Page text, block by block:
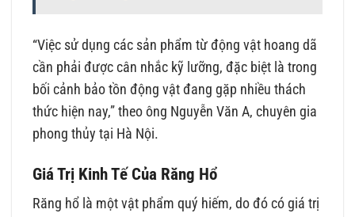
“Việc sử dụng các sản phẩm từ động vật hoang dã
cần phải được cân nhắc kỹ lưỡng, đặc biệt là trong
bối cảnh bảo tồn động vật đang gặp nhiều thách
thức hiện nay,” theo ông Nguyễn Văn A, chuyên gia
phong thủy tại Hà Nội.
Giá Trị Kinh Tế Của Răng Hổ
Răng hổ là một vật phẩm quý hiếm, do đó có giá trị